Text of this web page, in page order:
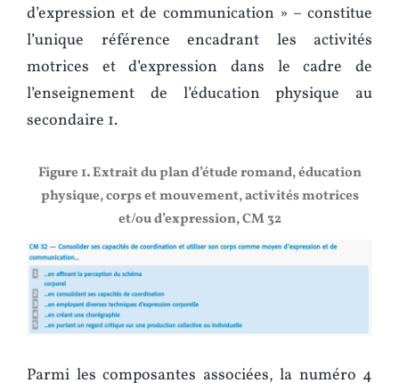
d’expression et de communication » – constitue
l’unique référence encadrant les activités
motrices et d’expression dans le cadre de
l’enseignement de l’éducation physique au
secondaire 1.
Figure 1. Extrait du plan d’étude romand, éducation
physique, corps et mouvement, activités motrices
et/ou d’expression, CM 32
Parmi les composantes associées, la numéro 4